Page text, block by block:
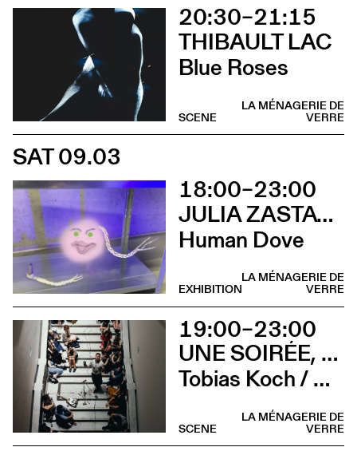
20:30–21:15
THIBAULT LAC
Blue Roses
LA MÉNAGERIE DE
VERRE
SCENE
SAT 09.03
18:00–23:00
JULIA ZASTAVA
Human Dove
LA MÉNAGERIE DE
VERRE
EXHIBITION
19:00–23:00
UNE SOIRÉE, QUATRE CONCERTS
Tobias Koch / Crème solaire / Nathalie Froehlich / Camilla Sparksss
LA MÉNAGERIE DE
VERRE
SCENE